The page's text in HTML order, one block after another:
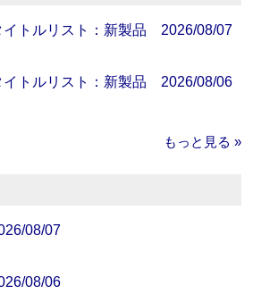
イトルリスト：新製品 2026/08/07
イトルリスト：新製品 2026/08/06
もっと見る »
08/07
08/06